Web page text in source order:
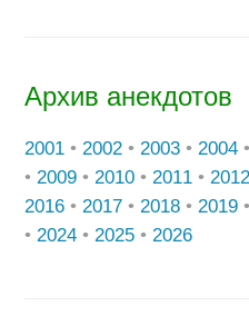
Архив анекдотов
2001 • 2002 • 2003 • 2004 •
• 2009 • 2010 • 2011 • 2012
2016 • 2017 • 2018 • 2019 •
• 2024 • 2025 • 2026